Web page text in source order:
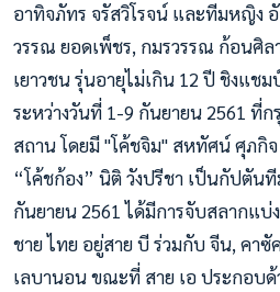
อาทิจภัทร จรัสวิโรจน์ และทีมหญิง
วรรณ ยอดเพ็ชร, กมรวรรณ ก้อนศิล
เยาวชน รุ่นอายุไม่เกิน 12 ปี ชิงแชม
ระหว่างวันที่ 1-9 กันยายน 2561 ที่
สถาน โดยมี "โค้ชจิม" สหทัศน์ ศุภกิ
“โค้ชก้อง” นิติ วังปรีชา เป็นกัปตัน
กันยายน 2561 ได้มีการจับสลากแบ่
ชาย ไทย อยู่สาย บี ร่วมกับ จีน, คา
เลบานอน ขณะที่ สาย เอ ประกอบด้